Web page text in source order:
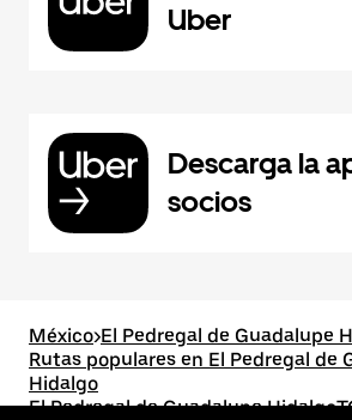
Uber
Descarga la
socios
México>El Pedregal de Guadalupe
Rutas populares en El Pedregal de
Hidalgo
El Pedregal de Guadalupe